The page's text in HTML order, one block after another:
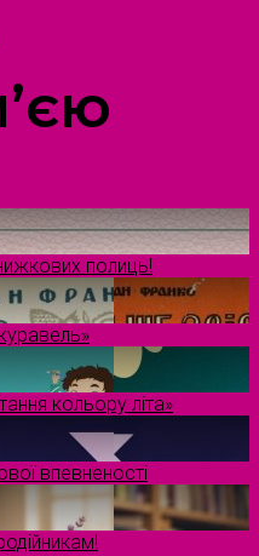
полиць!
кольору літа»
впевненості